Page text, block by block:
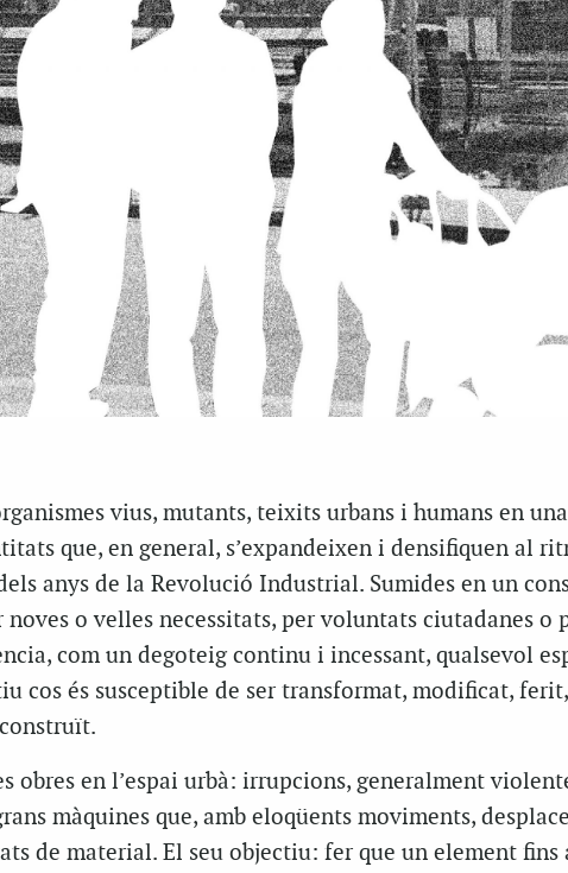
vius, mutants, teixits urbans i humans en
que, en general, s’expandeixen i densifiquen al
anys de la Revolució Industrial. Sumides en un
noves o velles necessitats, per voluntats ciutadanes o
com un degoteig continu i incessant, qualsevol
cos és susceptible de ser transformat, modificat, ferit,
obres en l’espai urbà: irrupcions, generalment
màquines que, amb eloqüents moviments,
de material. El seu objectiu: fer que un element fins